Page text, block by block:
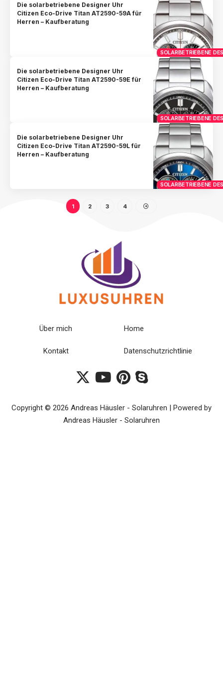
SOLARBETRIEBENE
Die solarbetriebene Designer Uhr
Citizen Eco-Drive Titan AT2590-59A für
Herren – Kaufberatung
SOLARBETRIEBENE
Die solarbetriebene Designer Uhr
Citizen Eco-Drive Titan AT2590-59E für
Herren – Kaufberatung
SOLARBETRIEBENE
Die solarbetriebene Designer Uhr
Citizen Eco-Drive Titan AT2590-59L für
Herren – Kaufberatung
1 2 3 4
Über mich
Kontakt
Home
Datenschutzrichtlinie
Copyright © 2026 Andreas Häusler - Solaruhren | Powered by
Andreas Häusler - Solaruhren